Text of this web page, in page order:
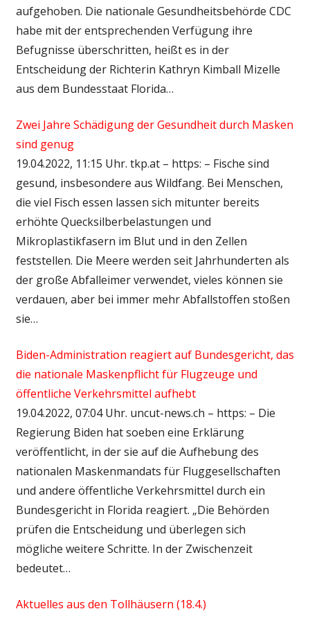
aufgehoben. Die nationale Gesundheitsbehörde CDC
habe mit der entsprechenden Verfügung ihre
Befugnisse überschritten, heißt es in der
Entscheidung der Richterin Kathryn Kimball Mizelle
aus dem Bundesstaat Florida…
Zwei Jahre Schädigung der Gesundheit durch Masken
sind genug
19.04.2022, 11:15 Uhr. tkp.at – https: – Fische sind
gesund, insbesondere aus Wildfang. Bei Menschen,
die viel Fisch essen lassen sich mitunter bereits
erhöhte Quecksilberbelastungen und
Mikroplastikfasern im Blut und in den Zellen
feststellen. Die Meere werden seit Jahrhunderten als
der große Abfalleimer verwendet, vieles können sie
verdauen, aber bei immer mehr Abfallstoffen stoßen
sie…
Biden-Administration reagiert auf Bundesgericht, das
die nationale Maskenpflicht für Flugzeuge und
öffentliche Verkehrsmittel aufhebt
19.04.2022, 07:04 Uhr. uncut-news.ch – https: – Die
Regierung Biden hat soeben eine Erklärung
veröffentlicht, in der sie auf die Aufhebung des
nationalen Maskenmandats für Fluggesellschaften
und andere öffentliche Verkehrsmittel durch ein
Bundesgericht in Florida reagiert. „Die Behörden
prüfen die Entscheidung und überlegen sich
mögliche weitere Schritte. In der Zwischenzeit
bedeutet…
Aktuelles aus den Tollhäusern (18.4.)